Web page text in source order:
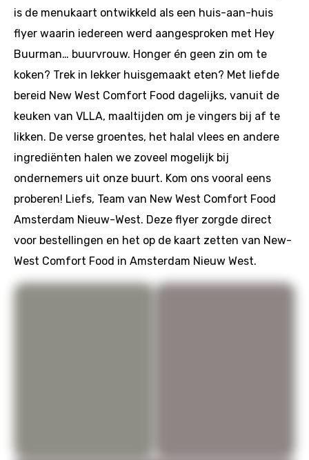
is de menukaart ontwikkeld als een huis-aan-huis
flyer waarin iedereen werd aangesproken met Hey
Buurman… buurvrouw. Honger én geen zin om te
koken? Trek in lekker huisgemaakt eten? Met liefde
bereid New West Comfort Food dagelijks, vanuit de
keuken van VLLA, maaltijden om je vingers bij af te
likken. De verse groentes, het halal vlees en andere
ingrediënten halen we zoveel mogelijk bij
ondernemers uit onze buurt. Kom ons vooral eens
proberen! Liefs, Team van New West Comfort Food
Amsterdam Nieuw-West. Deze flyer zorgde direct
voor bestellingen en het op de kaart zetten van New-
West Comfort Food in Amsterdam Nieuw West.